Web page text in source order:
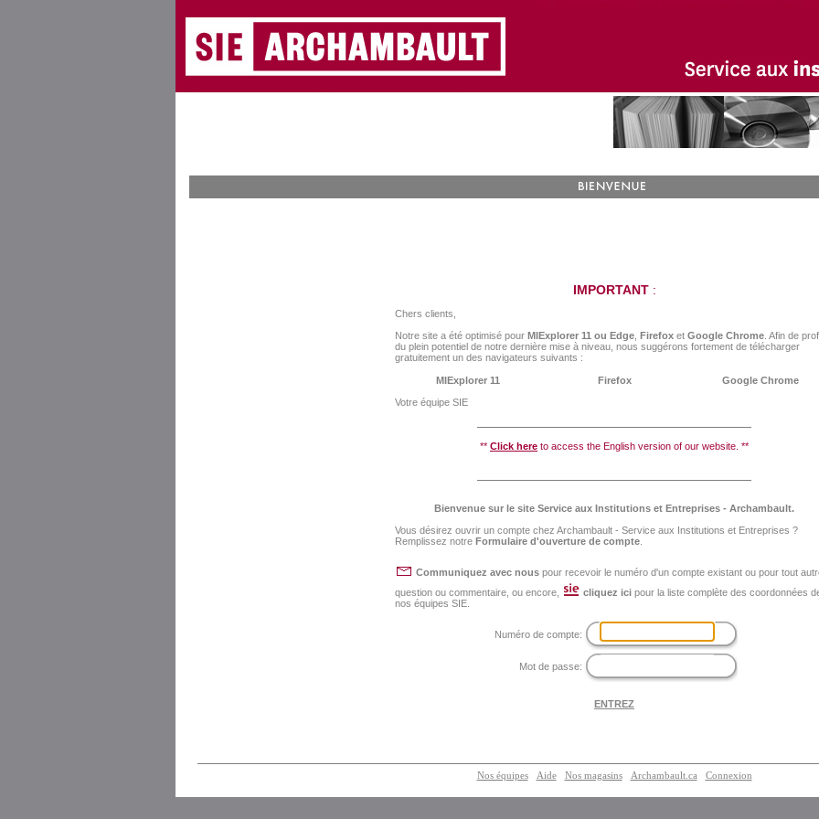
IMPORTANT:
Chers clients,
Notre site a été optimisé pour MIExplorer 11 ou Edge Firefox et Google Chrome . Afin de
du plein potentiel de notre dernière mise à niveau, nous suggérons fortement de télécharger
gratuitement un des navigateurs suivants :
MIExplorer 11 Firefox
Google Chrome
Votre équipe SIE
** Click here to access the English version of our website. **
Bienvenue sur le site Service aux Institutions et Entreprises - Archambault.
Vous désirez ouvrir un compte chez Archambault - Service aux Institutions et Entreprises ?
Remplissez notre Formulaire d'ouverture de compte
Communiquez avec nous pour recevoir le numéro d'un compte existant ou pour tout
question ou commentaire, ou encore,
cliquez ici pour la liste complète des coordonnées
nos équipes SIE.
Numéro de compte:
Mot de passe:
Nos équipes Aide Nos magasins Archambault.ca Connexion